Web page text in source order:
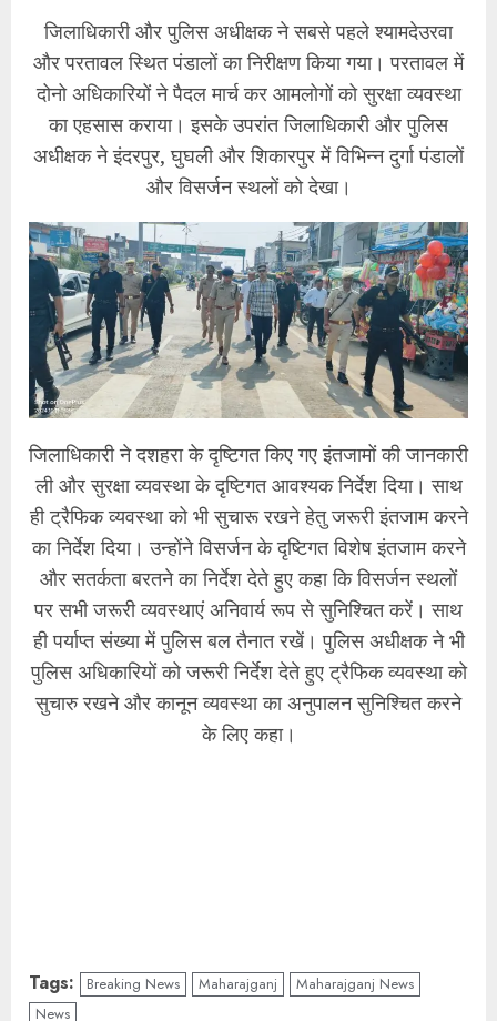
जिलाधिकारी और पुलिस अधीक्षक ने सबसे पहले श्यामदेउरवा
और परतावल स्थित पंडालों का निरीक्षण किया गया। परतावल में
दोनो अधिकारियों ने पैदल मार्च कर आमलोगों को सुरक्षा व्यवस्था
का एहसास कराया। इसके उपरांत जिलाधिकारी और पुलिस
अधीक्षक ने इंदरपुर, घुघली और शिकारपुर में विभिन्न दुर्गा पंडालों
और विसर्जन स्थलों को देखा।
जिलाधिकारी ने दशहरा के दृष्टिगत किए गए इंतजामों की जानकारी
ली और सुरक्षा व्यवस्था के दृष्टिगत आवश्यक निर्देश दिया। साथ
ही ट्रैफिक व्यवस्था को भी सुचारू रखने हेतु जरूरी इंतजाम करने
का निर्देश दिया। उन्होंने विसर्जन के दृष्टिगत विशेष इंतजाम करने
और सतर्कता बरतने का निर्देश देते हुए कहा कि विसर्जन स्थलों
पर सभी जरूरी व्यवस्थाएं अनिवार्य रूप से सुनिश्चित करें। साथ
ही पर्याप्त संख्या में पुलिस बल तैनात रखें। पुलिस अधीक्षक ने भी
पुलिस अधिकारियों को जरूरी निर्देश देते हुए ट्रैफिक व्यवस्था को
सुचारु रखने और कानून व्यवस्था का अनुपालन सुनिश्चित करने
के लिए कहा।
Tags: Breaking News Maharajganj
Maharajganj News
News